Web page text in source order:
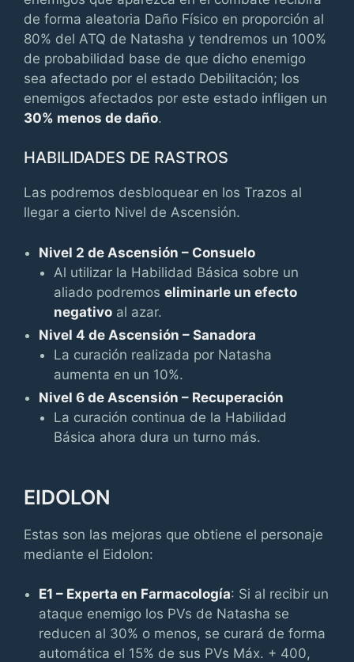
de forma aleatoria Daño Físico en proporción al
80% del ATQ de Natasha y tendremos un 100%
de probabilidad base de que dicho enemigo
sea afectado por el estado Debilitación; los
enemigos afectados por este estado infligen un
30% menos de daño.
HABILIDADES DE RASTROS
Las podremos desbloquear en los Trazos al
llegar a cierto Nivel de Ascensión.
Nivel 2 de Ascensión – Consuelo
Al utilizar la Habilidad Básica sobre un
aliado podremoseliminarle un efecto
negativo al azar.
Nivel 4 de Ascensión – Sanadora
La curación realizada por Natasha
aumenta en un 10%.
Nivel 6 de Ascensión – Recuperación
La curación continua de la Habilidad
Básica ahora dura un turno más.
EIDOLON
Estas son las mejoras que obtiene el personaje
mediante el Eidolon:
E1 – Experta en Farmacología: Si al recibir un
ataque enemigo los PVs de Natasha se
reducen al 30% o menos, se curará de forma
automática el 15% de sus PVs Máx. + 400,